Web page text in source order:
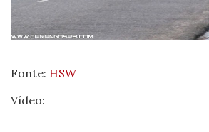
Fonte: HSW
Vídeo: